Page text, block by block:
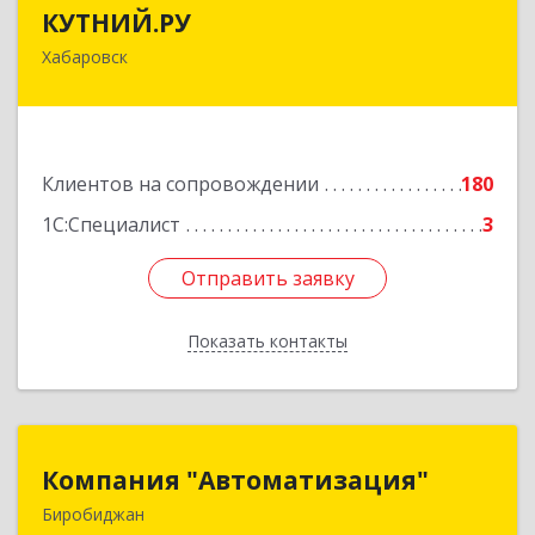
КУТНИЙ.РУ
Хабаровск
Клиентов на сопровождении
180
1С:Специалист
3
Отправить заявку
Показать контакты
680007, Хабаровский край, Хабаровск г,
Отправить заявку
Назад
Компания "Автоматизация"
Биробиджан679016, Еврейская Аобл, Биробиджан г,